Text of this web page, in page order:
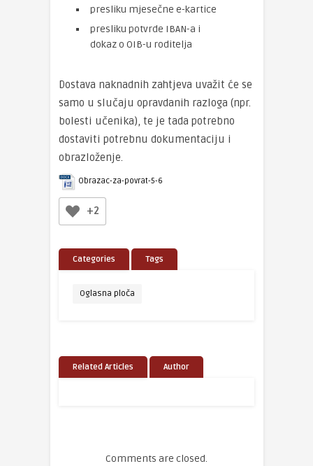
presliku mjesečne e-kartice
presliku potvrde IBAN-a i
dokaz o OIB-u roditelja
Dostava naknadnih zahtjeva uvažit će se
samo u slučaju opravdanih razloga (npr.
bolesti učenika), te je tada potrebno
dostaviti potrebnu dokumentaciju i
obrazloženje.
Obrazac-za-povrat-5-6
+2
Categories Tags
Oglasna ploča
Related Articles Author
Comments are closed.